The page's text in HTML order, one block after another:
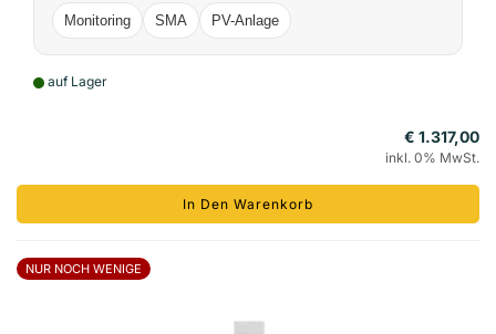
Monitoring SMA PV-Anlage
auf Lager
€ 1.317,00
inkl. 0% MwSt.
In Den Warenkorb
NUR NOCH WENIGE